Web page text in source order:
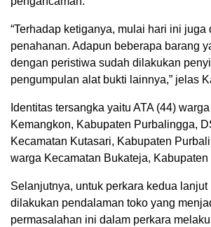
“Terhadap ketiganya, mulai hari ini
penahanan. Adapun beberapa barang
dengan peristiwa sudah dilakukan
pengumpulan alat bukti lainnya,” jelas
Identitas tersangka yaitu ATA (44)
Kemangkon, Kabupaten Purbalingga,
Kecamatan Kutasari, Kabupaten
warga Kecamatan Bukateja,
Selanjutnya, untuk perkara kedua lanjut
dilakukan pendalaman toko yang
permasalahan ini dalam perkara